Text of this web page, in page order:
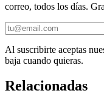
correo, todos los días.
Al suscribirte aceptas
baja cuando quieras.
Relacionadas